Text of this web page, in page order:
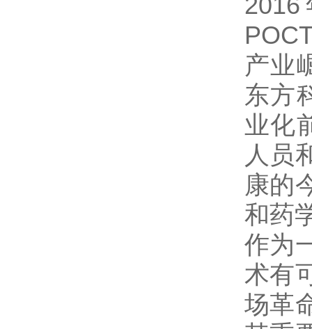
产业
东方
业化
人员
康的
和药
作为
术有
场革